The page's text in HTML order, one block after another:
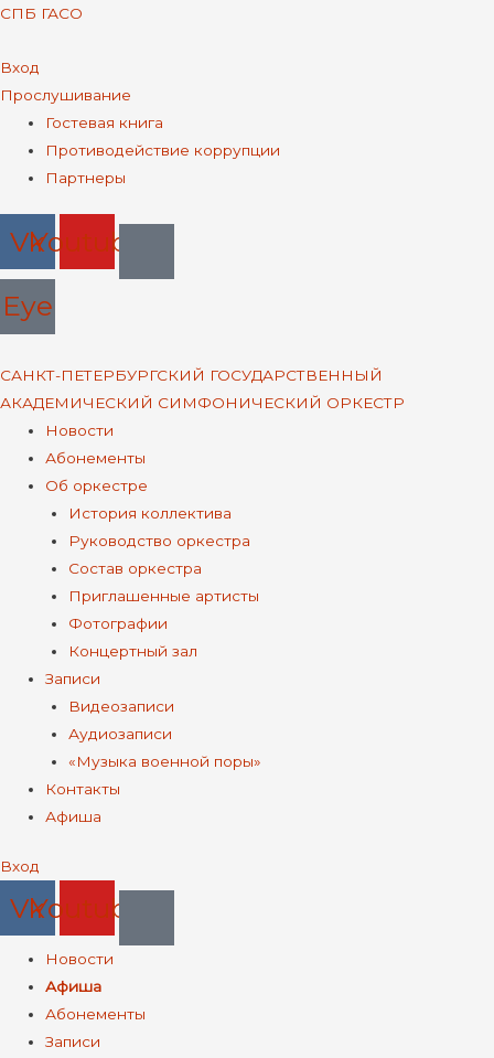
СПБ ГАСО
Вход
Прослушивание
Меню Гостевая книга
Противодействие коррупции
Партнеры
VkYoutube
Eye
САНКТ-ПЕТЕРБУРГСКИЙ ГОСУДАРСТВЕННЫЙ
АКАДЕМИЧЕСКИЙ СИМФОНИЧЕСКИЙ ОРКЕСТР
Меню Новости
Абонементы
Об оркестре
История коллектива
Руководство оркестра
Состав оркестра
Приглашенные артисты
Фотографии
Концертный зал
Записи
Видеозаписи
Аудиозаписи
«Музыка военной поры»
Контакты
Афиша
Вход
VkYoutube
Меню Новости
Афиша
Абонементы
Записи